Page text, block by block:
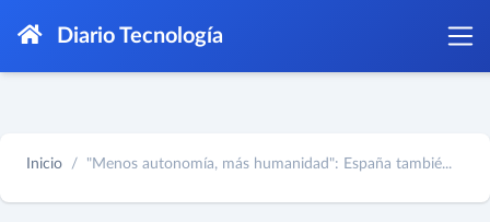
Diario Tecnología
Inicio "Menos autonomía, más humanidad": España tambié...